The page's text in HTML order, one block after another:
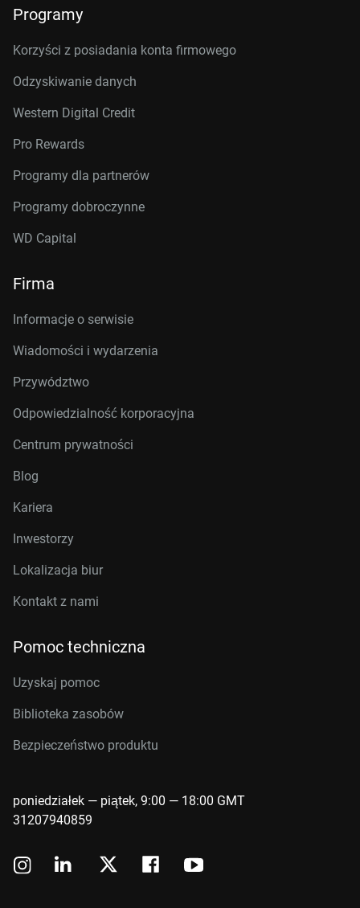
Programy
Korzyści z posiadania konta firmowego
Odzyskiwanie danych
Western Digital Credit
Pro Rewards
Programy dla partnerów
Programy dobroczynne
WD Capital
Firma
Informacje o serwisie
Wiadomości i wydarzenia
Przywództwo
Odpowiedzialność korporacyjna
Centrum prywatności
Blog
Kariera
Inwestorzy
Lokalizacja biur
Kontakt z nami
Pomoc techniczna
Uzyskaj pomoc
Biblioteka zasobów
Bezpieczeństwo produktu
poniedziałek — piątek, 9:00 — 18:00 GMT
31207940859